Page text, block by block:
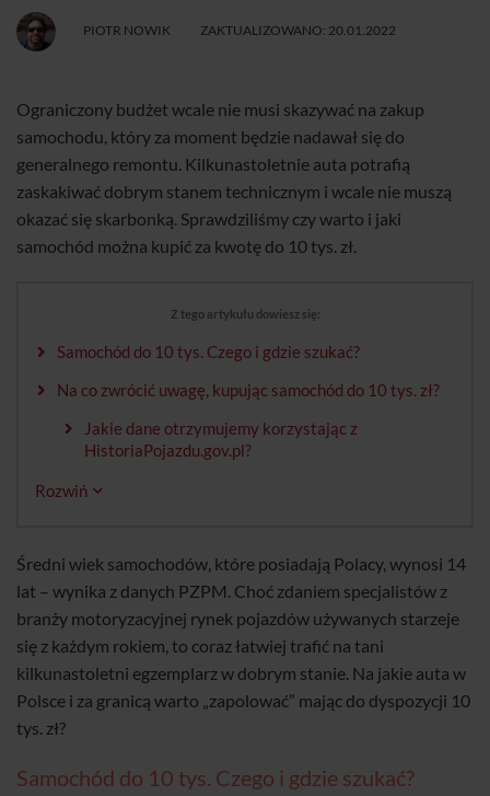
PIOTR NOWIK ZAKTUALIZOWANO: 20.01.2022
Ograniczony budżet wcale nie musi skazywać na zakup
samochodu, który za moment będzie nadawał się do
generalnego remontu. Kilkunastoletnie auta potrafią
zaskakiwać dobrym stanem technicznym i wcale nie muszą
okazać się skarbonką. Sprawdziliśmy czy warto i jaki
samochód można kupić za kwotę do 10 tys. zł.
Z tego artykułu dowiesz się:
Samochód do 10 tys. Czego i gdzie szukać?
Na co zwrócić uwagę, kupując samochód do 10 tys. zł?
Jakie dane otrzymujemy korzystając z
HistoriaPojazdu.gov.pl?
Rozwiń
Średni wiek samochodów, które posiadają Polacy, wynosi 14
lat – wynika z danych PZPM. Choć zdaniem specjalistów z
branży motoryzacyjnej rynek pojazdów używanych starzeje
się z każdym rokiem, to coraz łatwiej trafić na tani
kilkunastoletni egzemplarz w dobrym stanie. Na jakie auta w
Polsce i za granicą warto „zapolować” mając do dyspozycji 10
tys. zł?
Samochód do 10 tys. Czego i gdzie szukać?